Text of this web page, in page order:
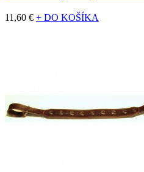
11,60 € + DO KOŠÍKA